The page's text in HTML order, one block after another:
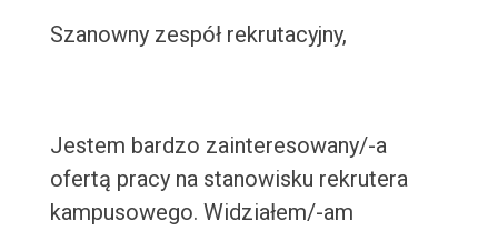
Szanowny zespół rekrutacyjny,
Jestem bardzo zainteresowany/-a
ofertą pracy na stanowisku rekrutera
kampusowego. Widziałem/-am